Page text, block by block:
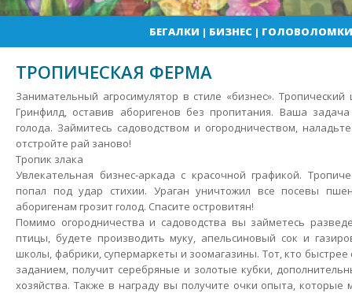
БЕГАЛКИ | БИЗНЕС| ГОЛОВОЛОМКИ
ТРОПИЧЕСКАЯ ФЕРМА
Занимательный агросимулятор в стиле «бизнес».
Гринфилд, оставив аборигенов без пропитания. Ваша
голода. Займитесь садоводством и огородничеством,
отстройте рай заново!
Тропик злака
Увлекательная бизнес-аркада с красочной графикой.
попал под удар стихии. Ураган уничтожил все посевы
аборигенам грозит голод. Спасите островитян!
Помимо огородничества и садоводства вы займетесь
птицы, будете производить муку, апельсиновый сок и
школы, фабрики, супермаркеты и зоомагазины. Тот, кто быстрее
заданием, получит серебряные и золотые кубки,
хозяйства. Также в награду вы получите очки опыта,